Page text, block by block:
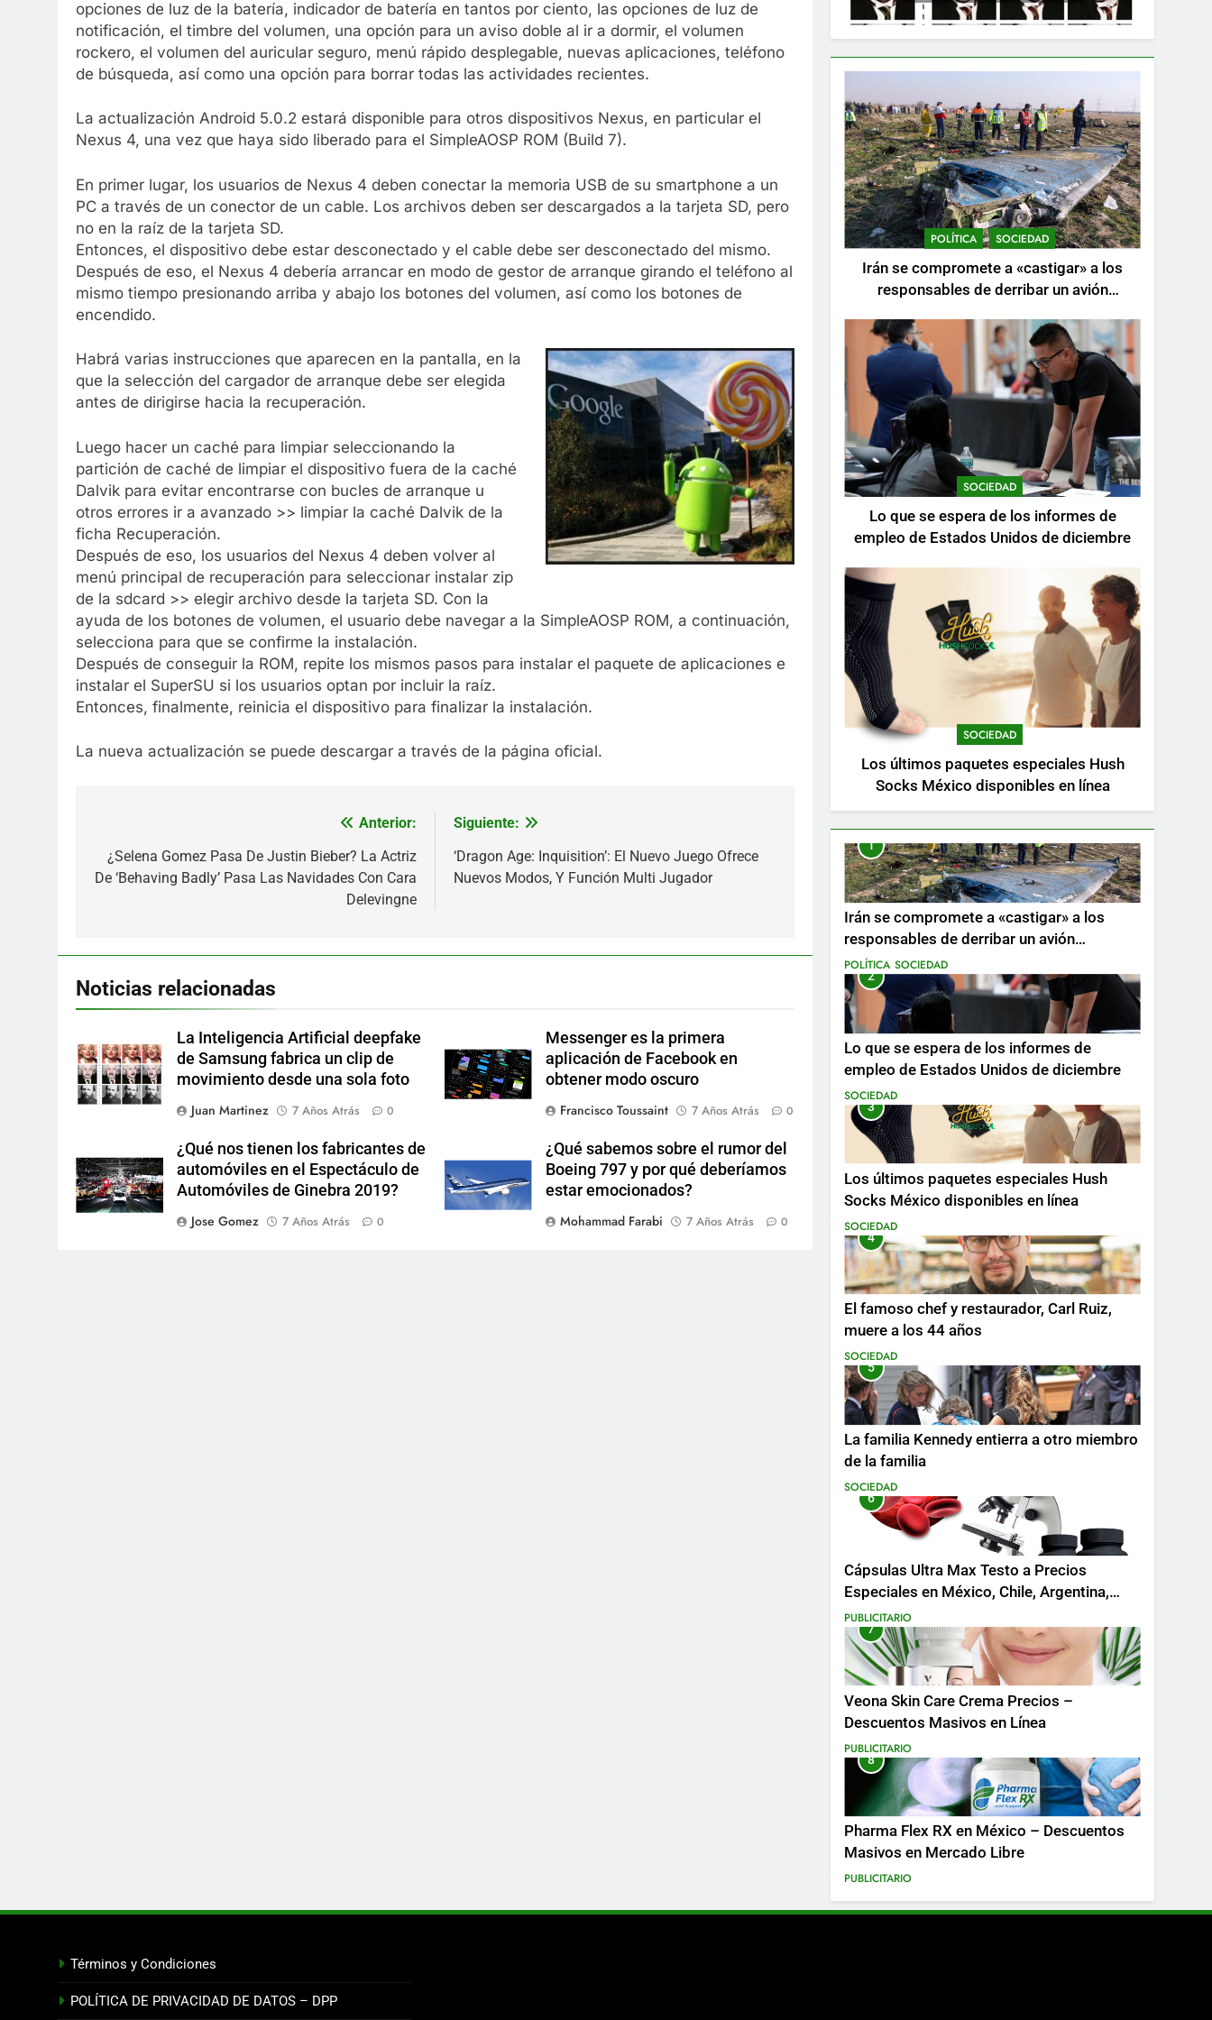
opciones de luz de la batería, indicador de batería en tantos por ciento, las opciones de luz de
notificación, el timbre del volumen, una opción para un aviso doble al ir a dormir, el volumen
rockero, el volumen del auricular seguro, menú rápido desplegable, nuevas aplicaciones, teléfono
de búsqueda, así como una opción para borrar todas las actividades recientes.
La actualización Android 5.0.2 estará disponible para otros dispositivos Nexus, en particular el
Nexus 4, una vez que haya sido liberado para el SimpleAOSP ROM (Build 7).
En primer lugar, los usuarios de Nexus 4 deben conectar la memoria USB de su smartphone a un
PC a través de un conector de un cable. Los archivos deben ser descargados a la tarjeta SD, pero
no en la raíz de la tarjeta SD.
Entonces, el dispositivo debe estar desconectado y el cable debe ser desconectado del mismo.
Después de eso, el Nexus 4 debería arrancar en modo de gestor de arranque girando el teléfono al
mismo tiempo presionando arriba y abajo los botones del volumen, así como los botones de
encendido.
Habrá varias instrucciones que aparecen en la pantalla, en la
que la selección del cargador de arranque debe ser elegida
antes de dirigirse hacia la recuperación.
Luego hacer un caché para limpiar seleccionando la
partición de caché de limpiar el dispositivo fuera de la caché
Dalvik para evitar encontrarse con bucles de arranque u
otros errores ir a avanzado >> limpiar la caché Dalvik de la
ficha Recuperación.
Después de eso, los usuarios del Nexus 4 deben volver al
menú principal de recuperación para seleccionar instalar zip
de la sdcard >> elegir archivo desde la tarjeta SD. Con la
ayuda de los botones de volumen, el usuario debe navegar a la SimpleAOSP ROM, a continuación,
selecciona para que se confirme la instalación.
Después de conseguir la ROM, repite los mismos pasos para instalar el paquete de aplicaciones e
instalar el SuperSU si los usuarios optan por incluir la raíz.
Entonces, finalmente, reinicia el dispositivo para finalizar la instalación.
La nueva actualización se puede descargar a través de la página oficial.
de
entradas
Anterior:
¿Selena Gomez Pasa De Justin Bieber? La Actriz
De ‘Behaving Badly’ Pasa Las Navidades Con Cara
Delevingne
Siguiente:
‘Dragon Age: Inquisition’: El Nuevo Juego Ofrece
Nuevos Modos, Y Función Multi Jugador
Noticias relacionadas
La Inteligencia Artificial deepfake
de Samsung fabrica un clip de
movimiento desde una sola foto
Juan Martinez
7 Años Atrás 0
Messenger es la primera
aplicación de Facebook en
obtener modo oscuro
Francisco Toussaint
7 Años Atrás 0
¿Qué nos tienen los fabricantes de
automóviles en el Espectáculo de
Automóviles de Ginebra 2019?
Jose Gomez
7 Años Atrás 0
¿Qué sabemos sobre el rumor del
Boeing 797 y por qué deberíamos
estar emocionados?
Mohammad Farabi
7 Años Atrás 0
POLÍTICA SOCIEDAD
Irán se compromete a «castigar» a los
responsables de derribar un avión
SOCIEDAD
Lo que se espera de los informes de
empleo de Estados Unidos de diciembre
SOCIEDAD
Los últimos paquetes especiales Hush
Socks México disponibles en línea
1
Irán se compromete a «castigar» a los
responsables de derribar un avión
ucraniano mientras se realizan arrestos
POLÍTICA SOCIEDAD
2
Lo que se espera de los informes de
empleo de Estados Unidos de diciembre
SOCIEDAD
3
Los últimos paquetes especiales Hush
Socks México disponibles en línea
SOCIEDAD
4
El famoso chef y restaurador, Carl Ruiz,
muere a los 44 años
SOCIEDAD
5
La familia Kennedy entierra a otro miembro
de la familia
SOCIEDAD
6
Cápsulas Ultra Max Testo a Precios
Especiales en México, Chile, Argentina,
Colombia, Perú , Ecuador, Costa Rica y
Más
PUBLICITARIO
7
Veona Skin Care Crema Precios –
Descuentos Masivos en Línea
PUBLICITARIO
8
Pharma Flex RX en México – Descuentos
Masivos en Mercado Libre
PUBLICITARIO
Términos y Condiciones
POLÍTICA DE PRIVACIDAD DE DATOS – DPP